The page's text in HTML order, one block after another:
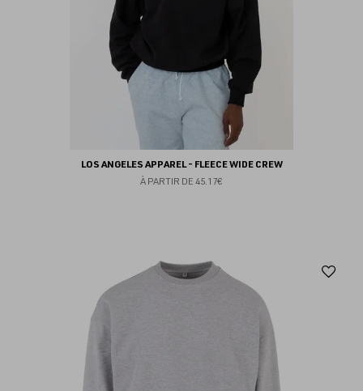
LOS ANGELES APPAREL - FLEECE WIDE CREW
À PARTIR DE 45.17€